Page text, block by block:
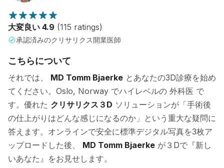
大変良い 4.9 (115 ratings)
承認済みのクリサリクス開業医師
こちらについて
それでは、 MD Tomm Bjaerke とあなたの3D診療を始め
てください。Oslo, Norway でハイレベルの 外科医 で
す。優れた クリサリクス３D ソリューションが「手術後
の仕上がりはどんな感じになるのか」という重大な疑問に
答えます。オンラインで安全に標準デジタル写真を3枚ア
ップロードした後、 MD Tomm Bjaerke が３Dで『新し
いあなた』をお見せします。